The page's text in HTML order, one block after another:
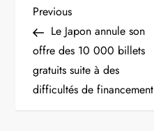
N
a
v
Previous
Post
Previous
Le Japon annule son
offre des 10 000 billets
gratuits suite à des
difficultés de financement